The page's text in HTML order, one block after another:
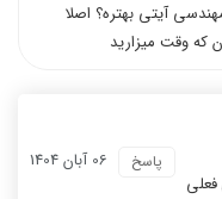
آیتی بهتره؟ اصلا
که وقت میزارید
06 آبان 1404 پاسخ
فعلی